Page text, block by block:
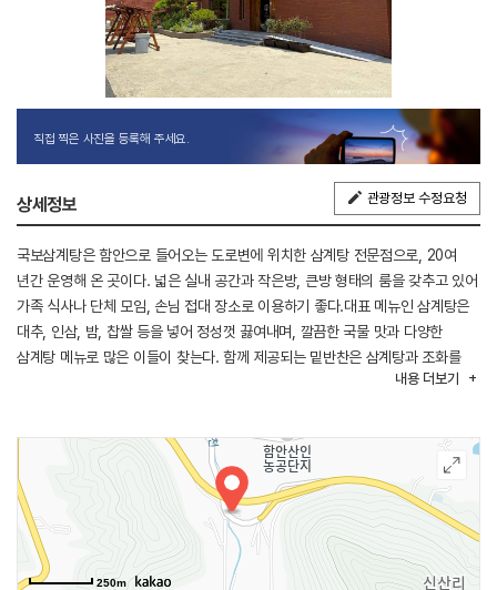
직접 찍은 사진을 등록해 주세요.
상세정보 관광정보 수정요청
국보삼계탕은 함안으로 들어오는 도로변에 위치한 삼계탕 전문점으로, 20여
년간 운영해 온 곳이다. 넓은 실내 공간과 작은방, 큰방 형태의 룸을 갖추고 있어
가족 식사나 단체 모임, 손님 접대 장소로 이용하기 좋다.대표 메뉴인 삼계탕은
대추, 인삼, 밤, 찹쌀 등을 넣어 정성껏 끓여내며, 깔끔한 국물 맛과 다양한
삼계탕 메뉴로 많은 이들이 찾는다. 함께 제공되는 밑반찬은 삼계탕과 조화를
이루며 담백한 한 끼를 완성한다. 매장 앞과 건물 아래쪽에 넓은 주차 공간이
함안연꽃테마파크가 있어 함께 둘러보기 좋다.
내용 더보기
250m